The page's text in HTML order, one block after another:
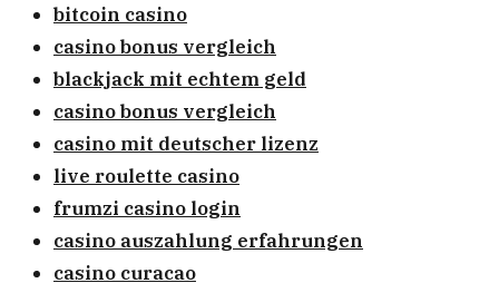
bitcoin casino
casino bonus vergleich
blackjack mit echtem geld
casino bonus vergleich
casino mit deutscher lizenz
live roulette casino
frumzi casino login
casino auszahlung erfahrungen
casino curacao